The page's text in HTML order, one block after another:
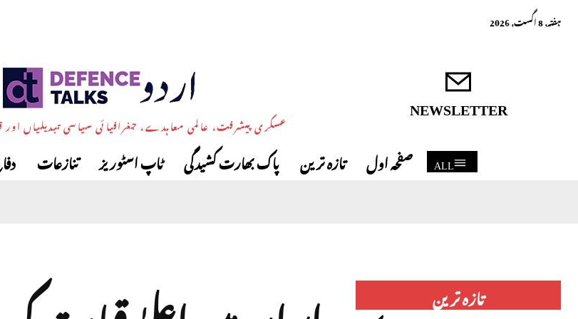
ہفتہ, 8 اگست, 2026
NEWSLETTER
عسکری پیشرفت، عالمی معاہدے، جغرافیائی سیاسی تبدیلیاں
ALL صفحہ اول تازہ ترین پاک بھارت کشیدگی ٹاپ اسٹوریز تنازعات
تازہ ترین